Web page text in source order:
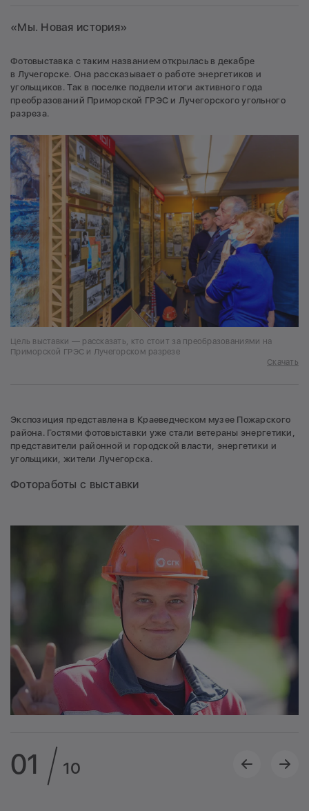
«Мы. Новая история»
Фотовыставка с таким названием открылась в декабре
в Лучегорске. Она рассказывает о работе энергетиков и
угольщиков. Так в поселке подвели итоги активного года
преобразований Приморской ГРЭС и Лучегорского угольного
разреза.
Цель выставки — рассказать, кто стоит за преобразованиями на
Приморской ГРЭС и Лучегорском разрезе
Скачать
Экспозиция представлена в Краеведческом музее Пожарского
района. Гостями фотовыставки уже стали ветераны энергетики,
представители районной и городской власти, энергетики и
угольщики, жители Лучегорска.
Фотоработы с выставки
01 10